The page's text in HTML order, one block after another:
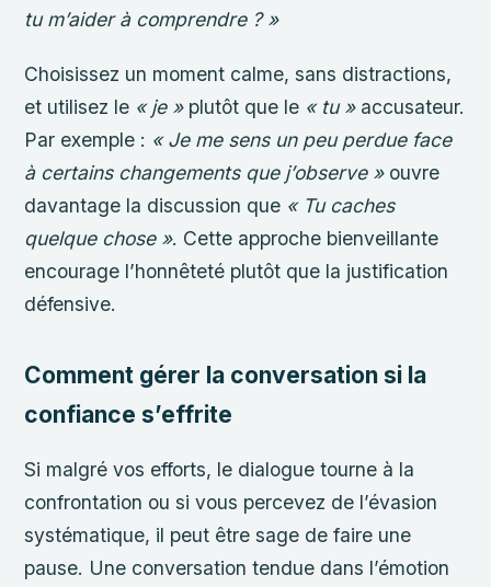
tu m’aider à comprendre ? »
Choisissez un moment calme, sans distractions,
et utilisez le « je »plutôt que le « tu »accusateur.
Par exemple : « Je me sens un peu perdue face
à certains changements que j’observe »ouvre
davantage la discussion que « Tu caches
quelque chose ». Cette approche bienveillante
encourage l’honnêteté plutôt que la justification
défensive.
Comment gérer la conversation si la
confiance s’effrite
Si malgré vos efforts, le dialogue tourne à la
confrontation ou si vous percevez de l’évasion
systématique, il peut être sage de faire une
pause. Une conversation tendue dans l’émotion